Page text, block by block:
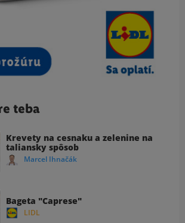
teba
Krevety na cesnaku a zelenine na
taliansky spôsob
Marcel Ihnačák
Bageta "Caprese"
LIDL